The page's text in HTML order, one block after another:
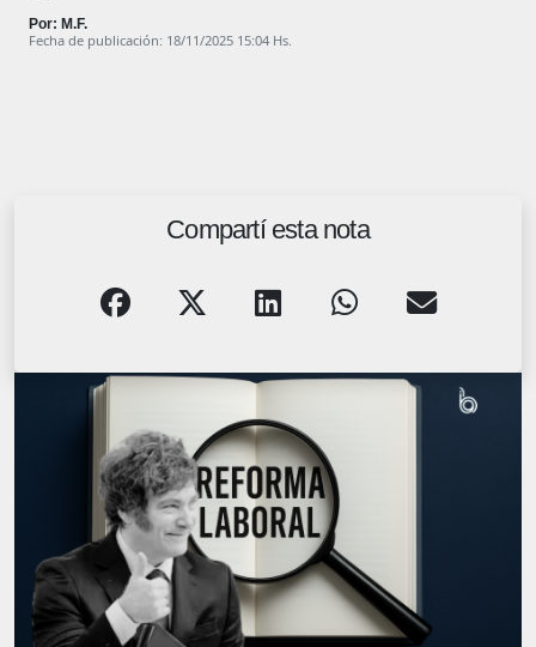
Por: M.F.
Fecha de publicación: 18/11/2025 15:04 Hs.
Compartí esta nota